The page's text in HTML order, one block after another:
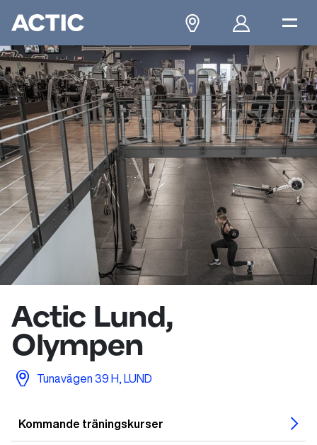
Actic Lund,
Olympen
Tunavägen 39 H, LUND
Kommande träningskurser